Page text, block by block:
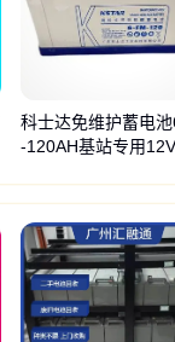
科士达免维护蓄电
-120AH基站专用